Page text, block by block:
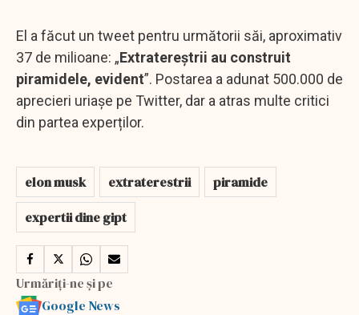
El a făcut un tweet pentru următorii săi, aproximativ
37 de milioane: „Extratereștrii au construit
piramidele, evident”. Postarea a adunat 500.000 de
aprecieri uriașe pe Twitter, dar a atras multe critici
din partea experților.
elon musk extraterestrii
piramide
expertii dine gipt
Urmăriți-ne și pe
Google News